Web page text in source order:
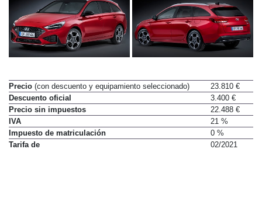
Precio (con descuento y equipamiento seleccionado)
23.810 €
Descuento oficial
3.400 €
Precio sin impuestos
22.488 €
IVA
21 %
Impuesto de matriculación
0 %
Tarifa de
02/2021